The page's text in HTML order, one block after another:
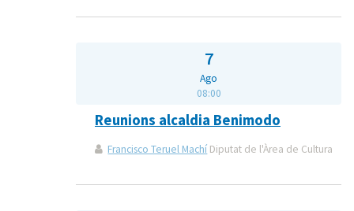
7
Ago
08:00
Reunions alcaldia Benimodo
Francisco Teruel Machí Diputat de l'Àrea de Cultura